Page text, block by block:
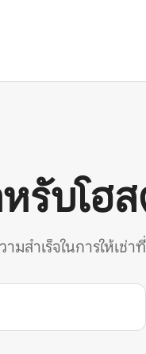
รับโฮ
มสำเร็จในการให้เช่า